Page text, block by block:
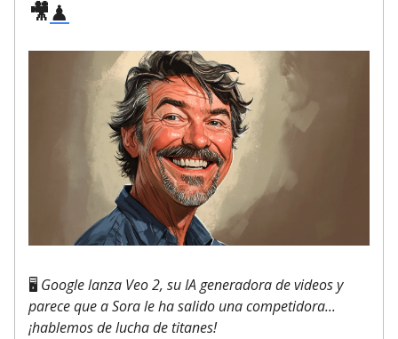
🎥♟️
🖥️ Google lanza Veo 2, su IA generadora de videos y
parece que a Sora le ha salido una competidora...
¡hablemos de lucha de titanes!